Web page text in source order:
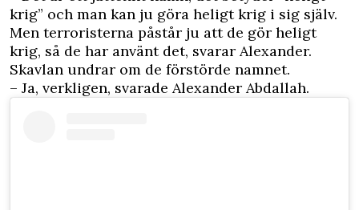
krig” och man kan ju göra heligt krig i sig själv.
Men terroristerna påstår ju att de gör heligt
krig, så de har använt det, svarar Alexander.
Skavlan undrar om de förstörde namnet.
– Ja, verkligen, svarade Alexander Abdallah.